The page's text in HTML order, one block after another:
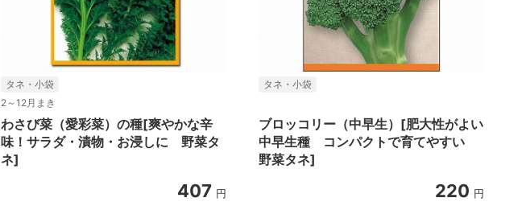
タネ・小袋
2～12月まき
わさび菜（愛彩菜）の種[爽やかな辛
味！サラダ・漬物・お浸しに 野菜タ
ネ]
407 円
タネ・小袋
ブロッコリー（中早生）[肥大性がよい
中早生種 コンパクトで育てやすい
野菜タネ]
220 円